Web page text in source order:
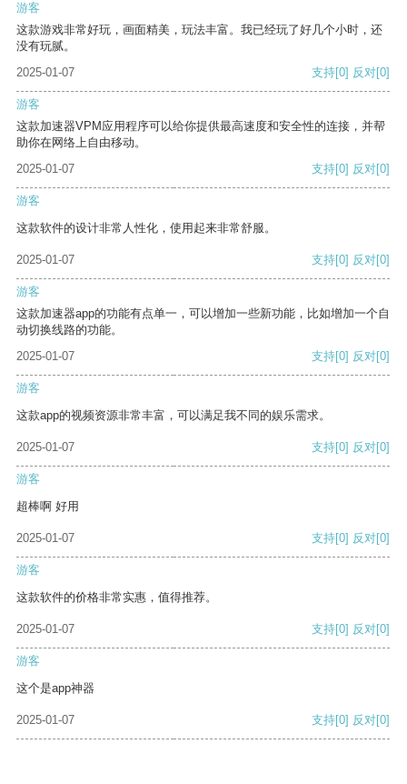
游客
这款游戏非常好玩，画面精美，玩法丰富。我已经玩了好几个小时，还
没有玩腻。
2025-01-07
支持[0] 反对[0]
游客
这款加速器VPM应用程序可以给你提供最高速度和安全性的连接，并帮
助你在网络上自由移动。
2025-01-07
支持[0] 反对[0]
游客
这款软件的设计非常人性化，使用起来非常舒服。
2025-01-07 支持[0] 反对[0]
游客
这款加速器app的功能有点单一，可以增加一些新功能，比如增加一个自
动切换线路的功能。
2025-01-07
支持[0] 反对[0]
游客
这款app的视频资源非常丰富，可以满足我不同的娱乐需求。
2025-01-07 支持[0] 反对[0]
游客
超棒啊 好用
2025-01-07 支持[0] 反对[0]
游客
这款软件的价格非常实惠，值得推荐。
2025-01-07 支持[0] 反对[0]
游客
这个是app神器
2025-01-07 支持[0] 反对[0]